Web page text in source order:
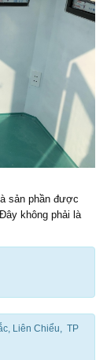
sản phần được
không phải là
Liên Chiểu, TP